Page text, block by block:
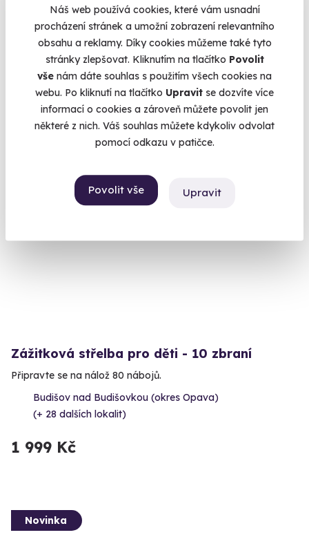
Náš web používá cookies, které vám usnadní
procházení stránek a umožní zobrazení relevantního
obsahu a reklamy. Díky cookies můžeme také tyto
stránky zlepšovat. Kliknutím na tlačítko Povolit
vše nám dáte souhlas s použitím všech cookies na
webu. Po kliknutí na tlačítko Upravit se dozvíte více
informací o cookies a zároveň můžete povolit jen
některé z nich. Váš souhlas můžete kdykoliv odvolat
pomocí odkazu v patičce.
Povolit vše Upravit
9.5
Zážitková střelba: Dlouhé zbraně - 6 zbraní
Z každé zbraně si zastřílíte pětkrát - celkem 30 výstřelů.
Budišov nad Budišovkou (okres Opava)
(+ 28 dalších lokalit)
Zážitková střelba pro děti - 10 zbraní
Připravte se na nálož 80 nábojů.
Budišov nad Budišovkou (okres Opava)
(+ 28 dalších lokalit)
1 999 Kč
Novinka